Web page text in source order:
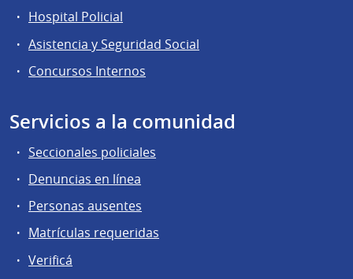
Hospital Policial
Asistencia y Seguridad Social
Concursos Internos
Servicios a la comunidad
Seccionales policiales
Denuncias en línea
Personas ausentes
Matrículas requeridas
Verificá